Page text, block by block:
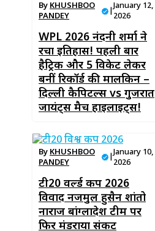
By KHUSHBOO
PANDEY
|January 12,
2026
WPL 2026 नंदनी शर्मा ने
रचा इतिहास! पहली बार
हैट्रिक और 5 विकेट लेकर
बनीं रिकॉर्ड की मालकिन –
दिल्ली कैपिटल्स vs गुजरात
जायंट्स मैच हाइलाइट्स!
By KHUSHBOO
PANDEY
|January 10,
2026
टी20 वर्ल्ड कप 2026
विवाद नजमुल हुसैन शांतो
नाराज बांग्लादेश टीम पर
फिर मंडराया संकट